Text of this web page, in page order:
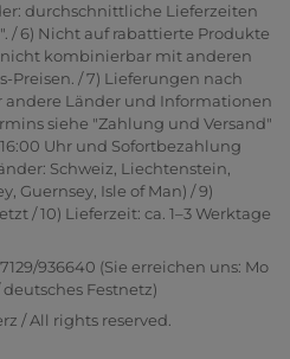
durchschnittliche Lieferzeiten
/ 6) Nicht auf rabattierte Produkte
kombinierbar mit anderen
Preisen. / 7) Lieferungen nach
andere Länder und Informationen
siehe "Zahlung und Versand"
Uhr und Sofortbezahlung
Schweiz, Liechtenstein,
Guernsey, Isle of Man) / 9)
/ 10) Lieferzeit: ca. 1–3 Werktage
936640 (Sie erreichen uns: Mo
deutsches Festnetz)
/ All rights reserved.